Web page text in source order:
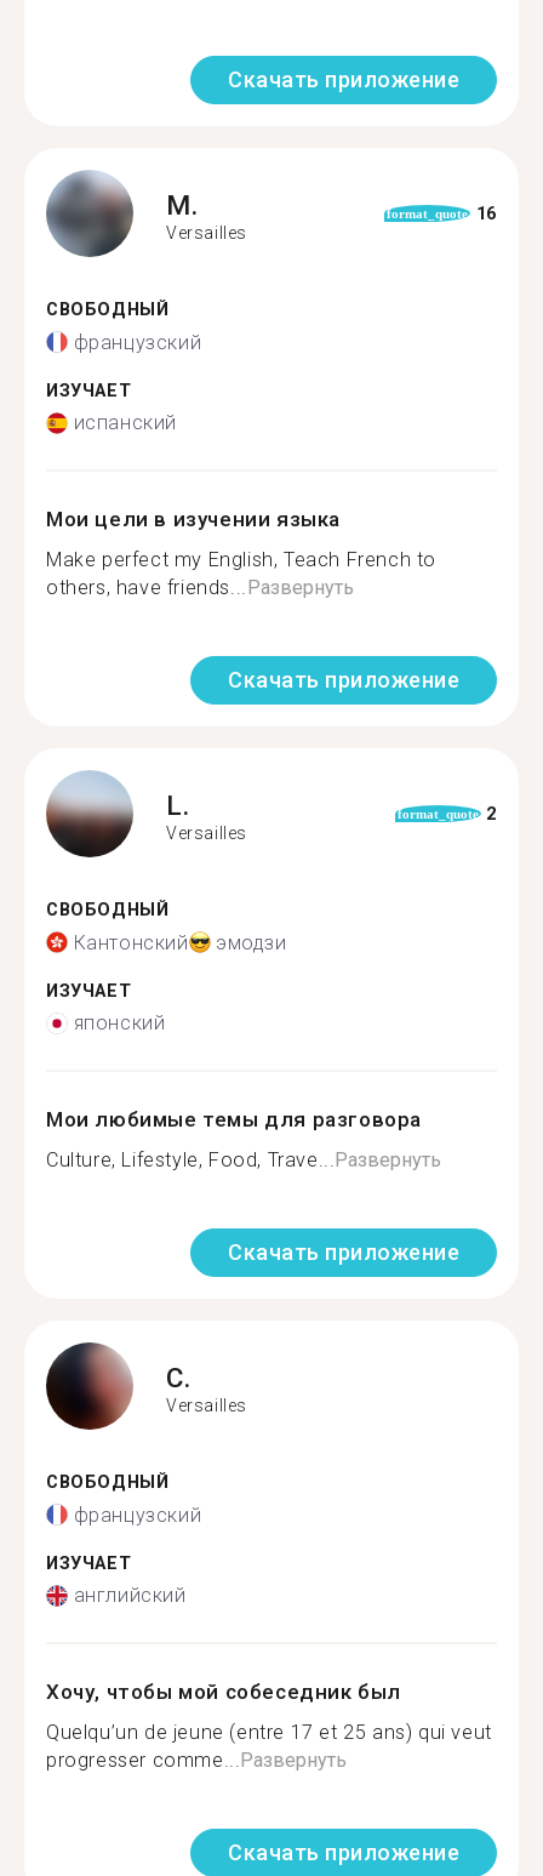
Скачать приложение
M.
Versailles
format_quote 16
СВОБОДНЫЙ
французский
ИЗУЧАЕТ
испанский
Мои цели в изучении языка
Make perfect my English, Teach French to
others, have friends...Развернуть
Скачать приложение
L.
Versailles
format_quote 2
СВОБОДНЫЙ
Кантонский эмодзи
ИЗУЧАЕТ
японский
Мои любимые темы для разговора
Culture, Lifestyle, Food, Trave...Развернуть
Скачать приложение
C.
Versailles
СВОБОДНЫЙ
французский
ИЗУЧАЕТ
английский
Хочу, чтобы мой собеседник был
Quelqu’un de jeune (entre 17 et 25 ans) qui veut
progresser comme...Развернуть
Скачать приложение